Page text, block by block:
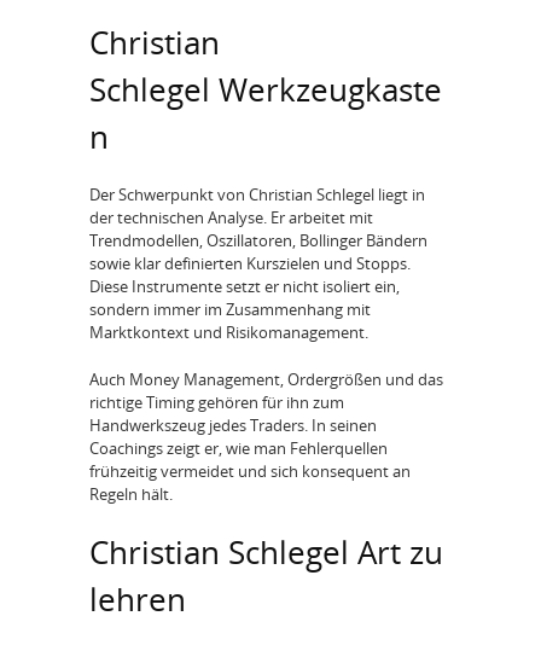
Christian
Schlegel Werkzeugkaste
n
Der Schwerpunkt von Christian Schlegel liegt in
der technischen Analyse. Er arbeitet mit
Trendmodellen, Oszillatoren, Bollinger Bändern
sowie klar definierten Kurszielen und Stopps.
Diese Instrumente setzt er nicht isoliert ein,
sondern immer im Zusammenhang mit
Marktkontext und Risikomanagement.
Auch Money Management, Ordergrößen und das
richtige Timing gehören für ihn zum
Handwerkszeug jedes Traders. In seinen
Coachings zeigt er, wie man Fehlerquellen
frühzeitig vermeidet und sich konsequent an
Regeln hält.
Christian Schlegel Art zu
lehren